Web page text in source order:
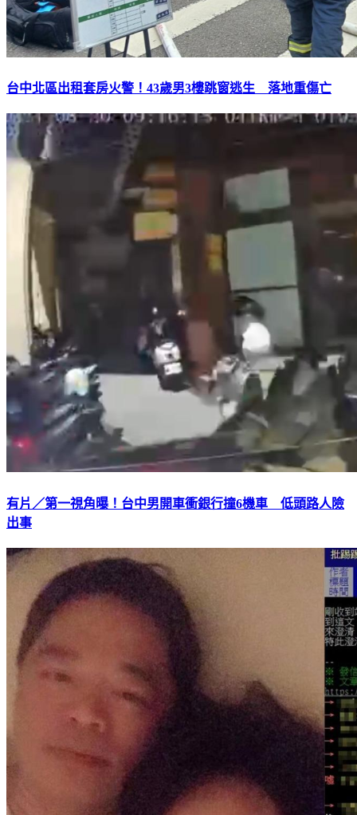
台中北區出租套房火警！43歲男3樓跳窗逃生 落地重傷亡
有片／第一視角曝！台中男開車衝銀行撞6機車 低頭路人險
出事